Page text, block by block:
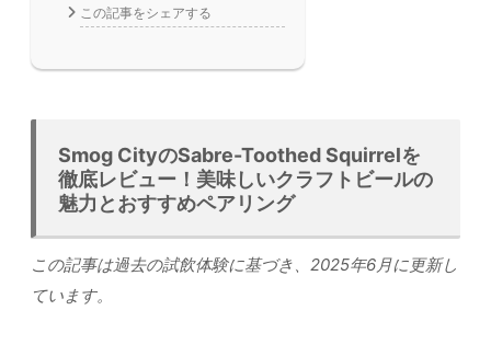
この記事をシェアする
Smog CityのSabre-Toothed Squirrelを
徹底レビュー！美味しいクラフトビールの
魅力とおすすめペアリング
この記事は過去の試飲体験に基づき、2025年6月に更新し
ています。